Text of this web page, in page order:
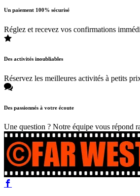
Un paiement 100% sécurisé
Réglez et recevez vos confirmations
Des activités inoubliables
Réservez les meilleures activités à petits
Des passionnés à votre écoute
Une question ? Notre équipe vous répond